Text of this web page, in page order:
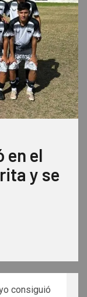
en el
y se
consiguió